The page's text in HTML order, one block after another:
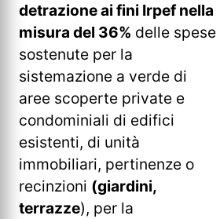
detrazione ai fini Irpef nella
misura del 36% delle spese
sostenute per la
sistemazione a verde di
aree scoperte private e
condominiali di edifici
esistenti, di unità
immobiliari, pertinenze o
recinzioni (giardini,
terrazze), per la